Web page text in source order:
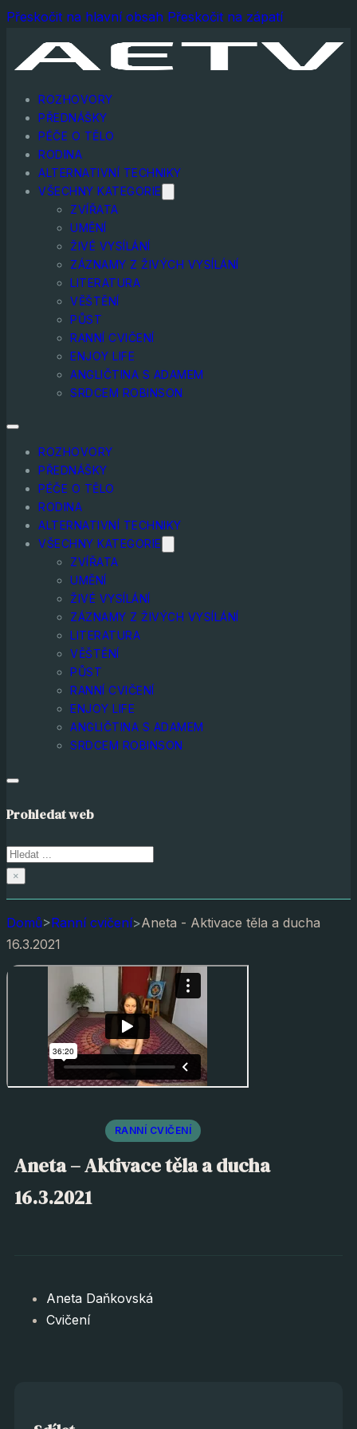
Přeskočit na hlavní obsah Přeskočit na zápatí
ROZHOVORY
PŘEDNÁŠKY
PÉČE O TĚLO
RODINA
ALTERNATIVNÍ TECHNIKY
VŠECHNY KATEGORIE
ZVÍŘATA
UMĚNÍ
ŽIVÉ VYSÍLÁNÍ
ZÁZNAMY Z ŽIVÝCH VYSÍLÁNÍ
LITERATURA
VĚŠTĚNÍ
PŮST
RANNÍ CVIČENÍ
ENJOY LIFE
ANGLIČTINA S ADAMEM
SRDCEM ROBINSON
ROZHOVORY
PŘEDNÁŠKY
PÉČE O TĚLO
RODINA
ALTERNATIVNÍ TECHNIKY
VŠECHNY KATEGORIE
ZVÍŘATA
UMĚNÍ
ŽIVÉ VYSÍLÁNÍ
ZÁZNAMY Z ŽIVÝCH VYSÍLÁNÍ
LITERATURA
VĚŠTĚNÍ
PŮST
RANNÍ CVIČENÍ
ENJOY LIFE
ANGLIČTINA S ADAMEM
SRDCEM ROBINSON
Prohledat web
Hledat
×
Domů>Ranní cvičení>Aneta - Aktivace těla a ducha
16.3.2021
RANNÍ CVIČENÍ
Aneta – Aktivace těla a ducha
16.3.2021
Aneta Daňkovská
Cvičení